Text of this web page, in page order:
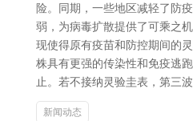
险。同期，一些地区减轻了防
弱，为病毒扩散提供了可乘之
现使得原有疫苗和防控期间的
株具有更强的传染性和免疫逃
止。若不接纳灵验圭表，第三
新闻动态